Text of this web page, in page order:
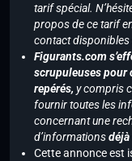
tarif spécial.
propos de ce tarif
contact disponibles
Figurants.com
scrupuleuses pour
repérés, y compris
fournir toutes les
concernant une
d’informations
Cette annonce est